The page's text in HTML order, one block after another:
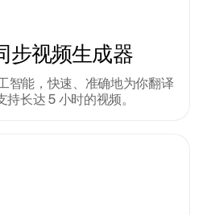
步视频生成器
智能，快速、准确地为你翻译
长达 5 小时的视频。